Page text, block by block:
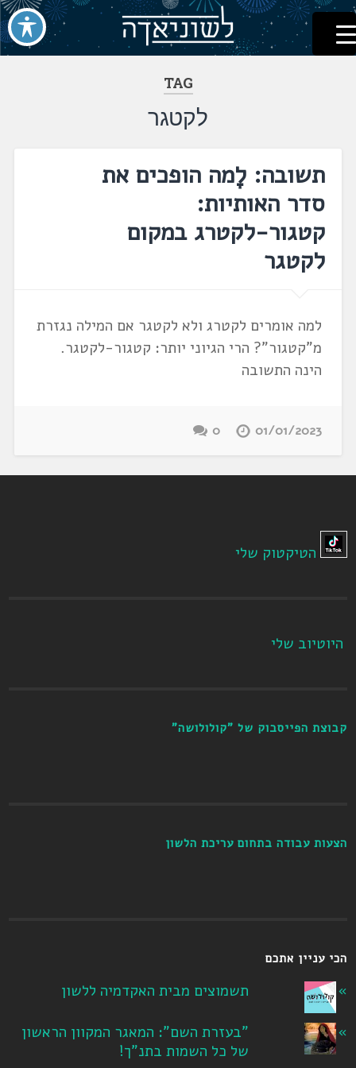
דלג
לתוכן
לשוניאדה
עברית. לשון. שפה
TAG
לקטגר
תשובה: לָמה הופכים את
סדר האותיות:
קטגור-לקטרג במקום
לקטגר
למה אומרים לקטרג ולא לקטגר אם המילה נגזרת
מ"קטגור"? הרי הגיוני יותר: קטגור-לקטגר.
הינה התשובה
01/01/2023
0
הטיקטוק שלי
היוטיוב שלי
קבוצת הפייסבוק של "קולולושה"
הצעות עבודה בתחום עריכת הלשון
הכי עניין אתכם
תשמוצים מבית האקדמיה ללשון
"בעזרת השם": המאגר המקוון הראשון
של כל השמות בתנ"ך!